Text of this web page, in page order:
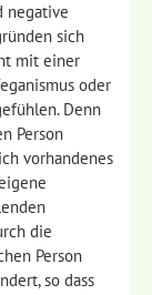
negative
sich
mit einer
oder
Denn
Person
vorhandenes
die
Person
so dass